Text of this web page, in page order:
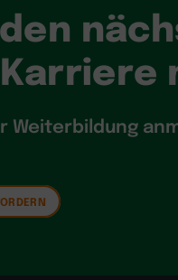
Weiterbildung